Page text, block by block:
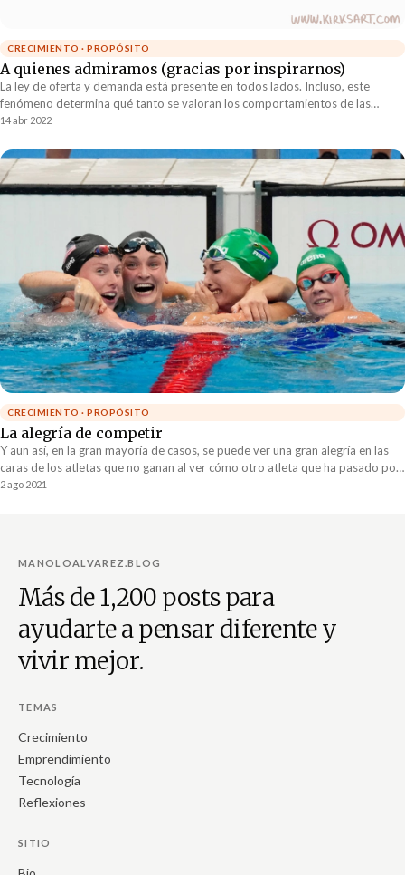
CRECIMIENTO · PROPÓSITO
A quienes admiramos (gracias por inspirarnos)
La ley de oferta y demanda está presente en todos lados. Incluso, este
fenómeno determina qué tanto se valoran los comportamientos de las
personas. Aquellos comportamientos escasos son los que más se estiman.
14 abr 2022
CRECIMIENTO · PROPÓSITO
La alegría de competir
Y aun así, en la gran mayoría de casos, se puede ver una gran alegría en las
caras de los atletas que no ganan al ver cómo otro atleta que ha pasado por
lo mismo que ellos disfruta de la victoria.
2 ago 2021
MANOLOALVAREZ.BLOG
Más de 1,200 posts para
ayudarte a pensar diferente y
vivir mejor.
TEMAS
Crecimiento
Emprendimiento
Tecnología
Reflexiones
SITIO